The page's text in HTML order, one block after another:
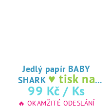
Jedlý papír BABY
SHARK ♥ tisk na
jedlý papír
99 Kč / Ks
🔥 OKAMŽITÉ ODESLÁNÍ